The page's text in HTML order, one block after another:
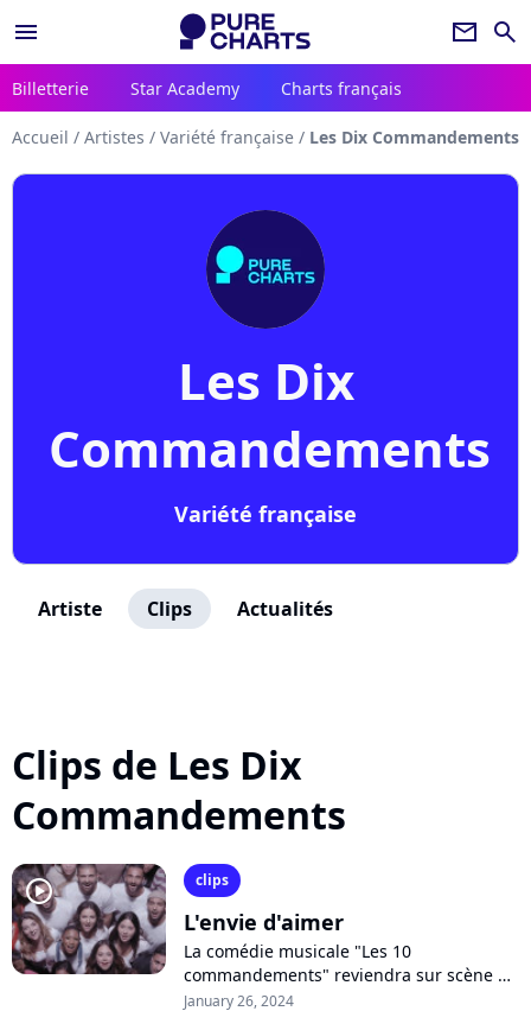
menu newsletter search
Billetterie Star Academy Charts français
Accueil / Artistes / Variété française / Les Dix Commandements
Les Dix
Commandements
Variété française
Artiste Clips Actualités
Clips de Les Dix
Commandements
player2 clips
L'envie d'aimer
La comédie musicale "Les 10
commandements" reviendra sur scène à
partir du mois de mars, 24 ans après le
January 26, 2024